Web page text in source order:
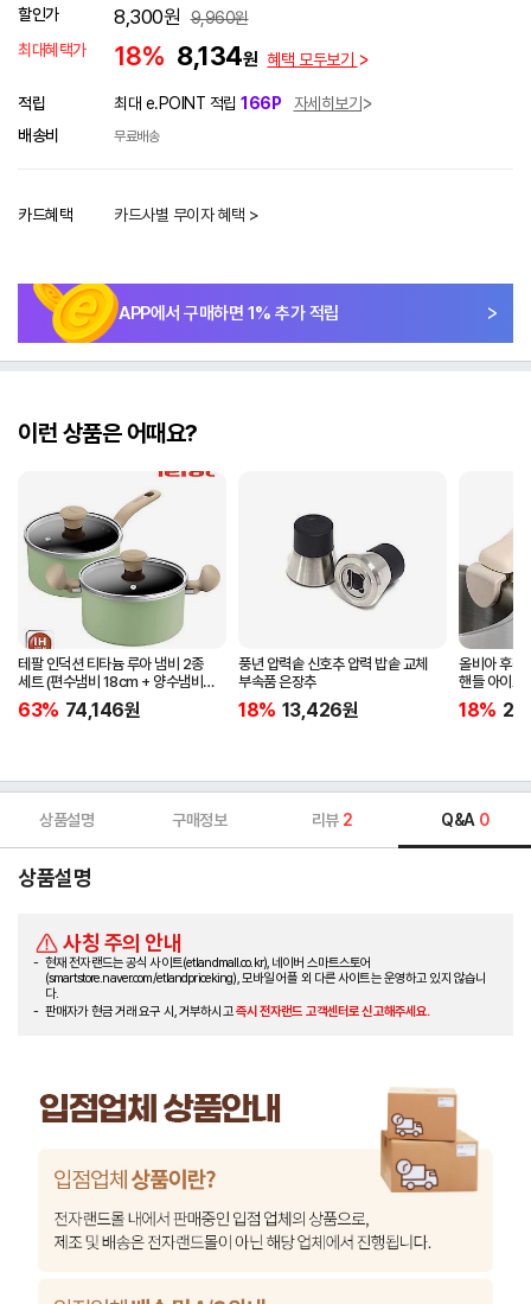
할인가 8,300원 9,960원
최대혜택가
18% 8,134원 혜택 모두보기
적립 최대 e.POINT 적립 166P
자세히보기
배송비
무료배송
카드혜택 카드사별 무이자 혜택 >
APP에서 구매하면 1% 추가 적립
이런 상품은 어때요?
테팔 인덕션 티타늄 루아 냄비 2종
세트 (편수냄비 18cm + 양수냄비
20cm)
63% 74,146원
풍년 압력솥 신호추 압력 밥솥 교체
부속품 은장추
18% 13,426원
올비아 후라
핸들 아이보
18%
상품설명 구매정보 리뷰 2 Q&A 0
상품설명
사칭 주의 안내
현재 전자랜드는 공식 사이트(etlandmall.co.kr), 네이버 스마트스토어
(smartstore.naver.com/etlandpriceking), 모바일 어플 외 다른 사이트는 운영하고 있지 않습니
다.
판매자가 현금 거래 요구 시, 거부하시고즉시 전자랜드 고객센터로 신고해주세요.